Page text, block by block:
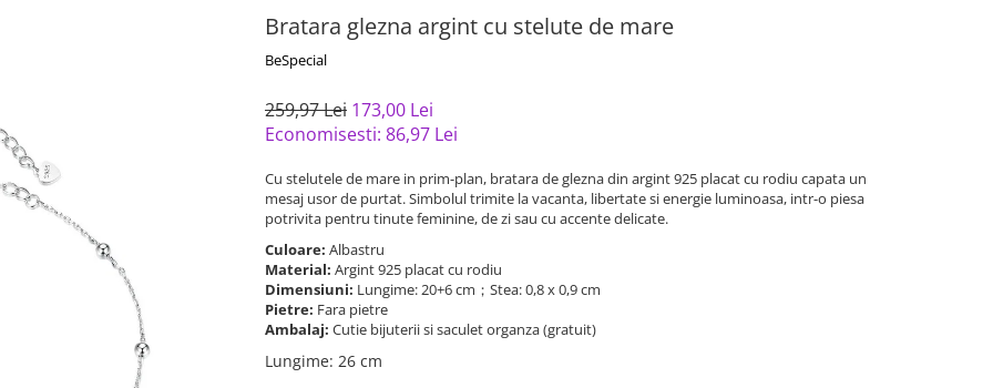
Bratara glezna argint cu stelute de mare
BeSpecial
259,97 Lei 173,00 Lei
Economisesti: 86,97 Lei
Cu stelutele de mare in prim-plan, bratara de glezna din argint 925 placat cu rodiu capata un
mesaj usor de purtat. Simbolul trimite la vacanta, libertate si energie luminoasa, intr-o piesa
potrivita pentru tinute feminine, de zi sau cu accente delicate.
Culoare: Albastru
Material: Argint 925 placat cu rodiu
Dimensiuni: Lungime: 20+6 cm；Stea: 0,8 x 0,9 cm
Pietre: Fara pietre
Ambalaj: Cutie bijuterii si saculet organza (gratuit)
Lungime: 26 cm